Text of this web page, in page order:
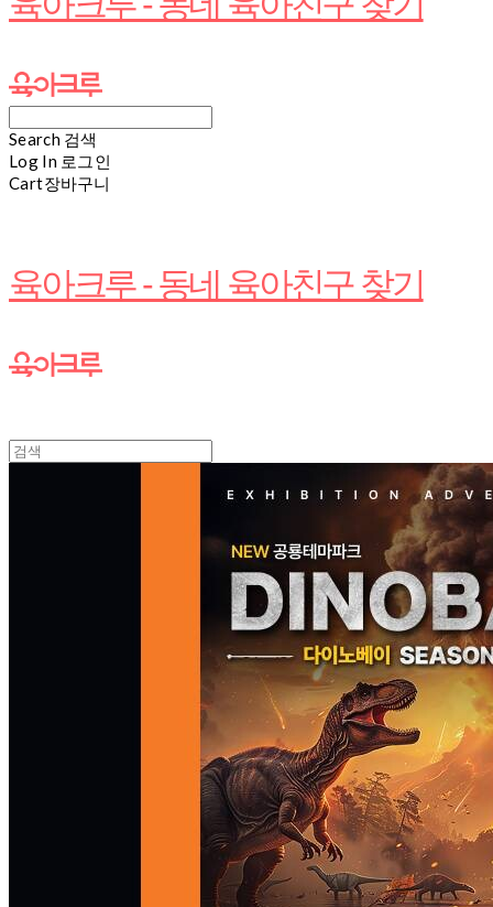
Search 검색
Log In 로그인
Cart장바구니
육아크루 - 동네 육아친구 찾기